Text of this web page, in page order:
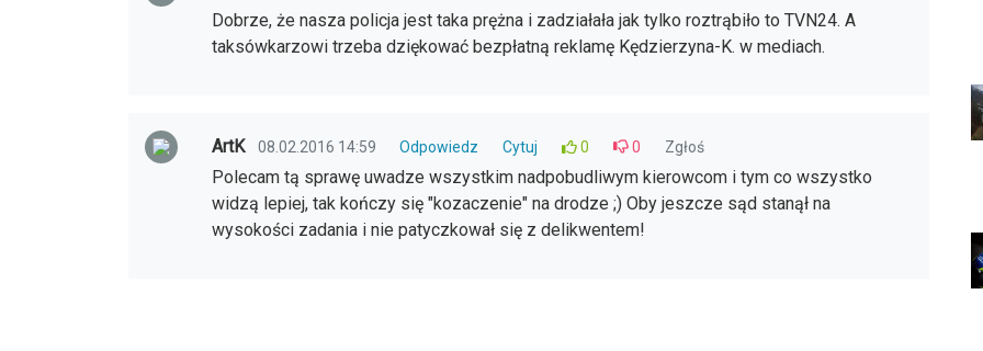
Dobrze, że nasza policja jest taka prężna i zadziałała jak tylko roztrąbiło to TVN24. A
taksówkarzowi trzeba dziękować bezpłatną reklamę Kędzierzyna-K. w mediach.
ArtK 08.02.2016 14:59 Odpowiedz Cytuj 0 0 Zgłoś
Polecam tą sprawę uwadze wszystkim nadpobudliwym kierowcom i tym co wszystko
widzą lepiej, tak kończy się "kozaczenie" na drodze ;) Oby jeszcze sąd stanął na
wysokości zadania i nie patyczkował się z delikwentem!